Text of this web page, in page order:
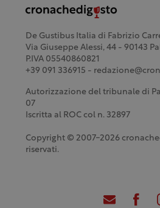
De Gustibus Italia di Fabrizio
Via Giuseppe Alessi, 44 - 90143
P.IVA 05540860821
+39 091 336915 -
Autorizzazione del tribunale di
07
Iscritta al ROC col n. 32897
Copyright © 2007-2026
riservati.